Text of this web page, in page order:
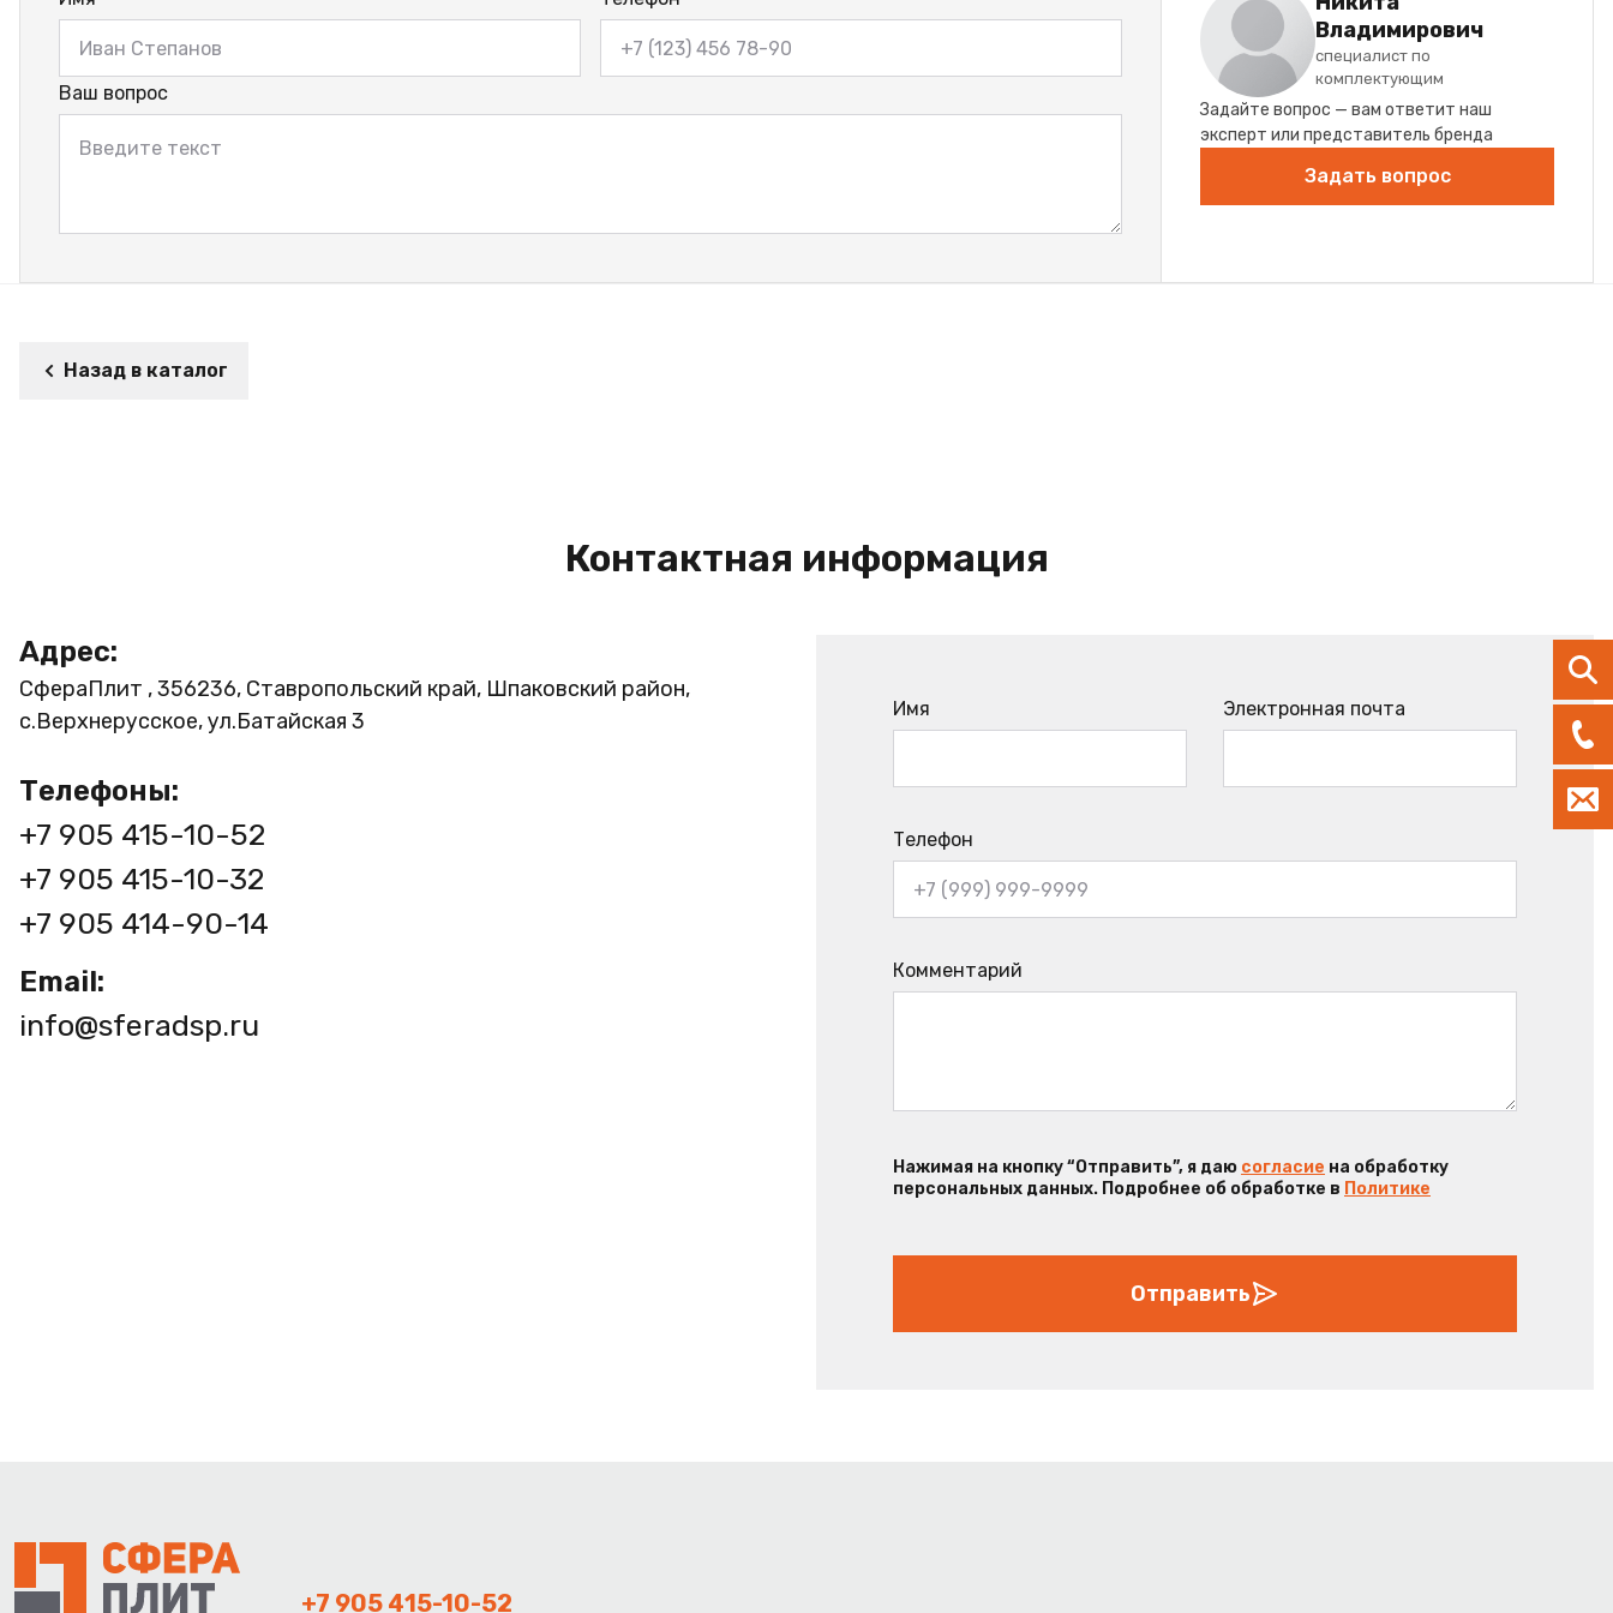
Ваш вопрос
Владимирович
специалист по
комплектующим
Задайте вопрос — вам ответит наш
эксперт или представитель бренда
Задать вопрос
Назад в каталог
Контактная информация
Адрес:
СфераПлит , 356236, Ставропольский край, Шпаковский район,
с.Верхнерусское, ул.Батайская 3
Телефоны:
+7 905 415-10-52
+7 905 415-10-32
+7 905 414-90-14
Email:
info@sferadsp.ru
Имя Электронная почта
Телефон
Комментарий
Нажимая на кнопку “Отправить”, я даю согласие на обработку
персональных данных. Подробнее об обработке в Политике
Отправить
+7 905 415-10-52